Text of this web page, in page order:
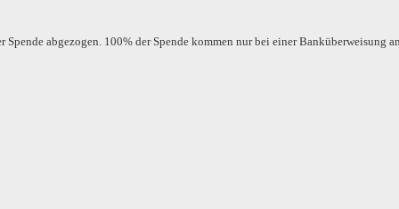
abgezogen. 100% der Spende kommen nur bei einer Banküberweisung